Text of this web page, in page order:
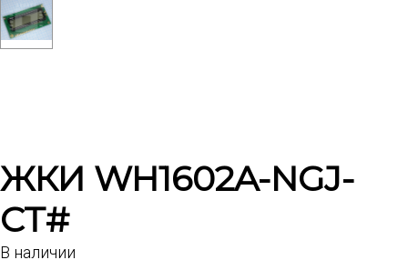
ЖКИ WH1602A-NGJ-
CT#
В наличии